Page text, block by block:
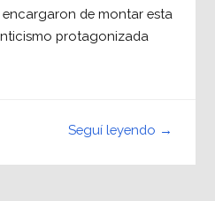
de montar esta
protagonizada
Seguí leyendo →